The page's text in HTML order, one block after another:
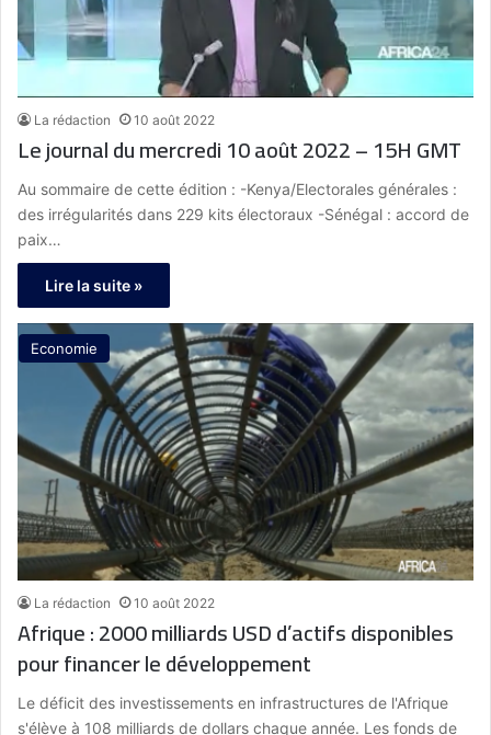
La rédaction 10 août 2022
Le journal du mercredi 10 août 2022 – 15H GMT
Au sommaire de cette édition : -Kenya/Electorales générales :
des irrégularités dans 229 kits électoraux -Sénégal : accord de
paix…
Lire la suite »
Economie
La rédaction 10 août 2022
Afrique : 2000 milliards USD d’actifs disponibles
pour financer le développement
Le déficit des investissements en infrastructures de l'Afrique
s'élève à 108 milliards de dollars chaque année. Les fonds de